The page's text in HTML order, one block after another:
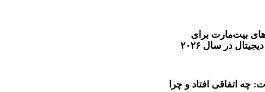
بیت‌مارت برای
در سال ۲۰۲۶
چه اتفاقی افتاد و چرا